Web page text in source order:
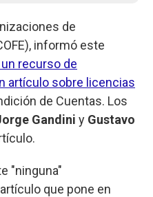
de
informó este
recurso de
artículo sobre licencias
de Cuentas. Los
Gandini y Gustavo
"ninguna"
que pone en